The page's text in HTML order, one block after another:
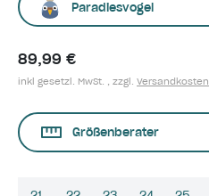
Paradiesvogel
89,99 €
inkl gesetzl. MwSt. , zzgl. Versandkosten
Größenberater